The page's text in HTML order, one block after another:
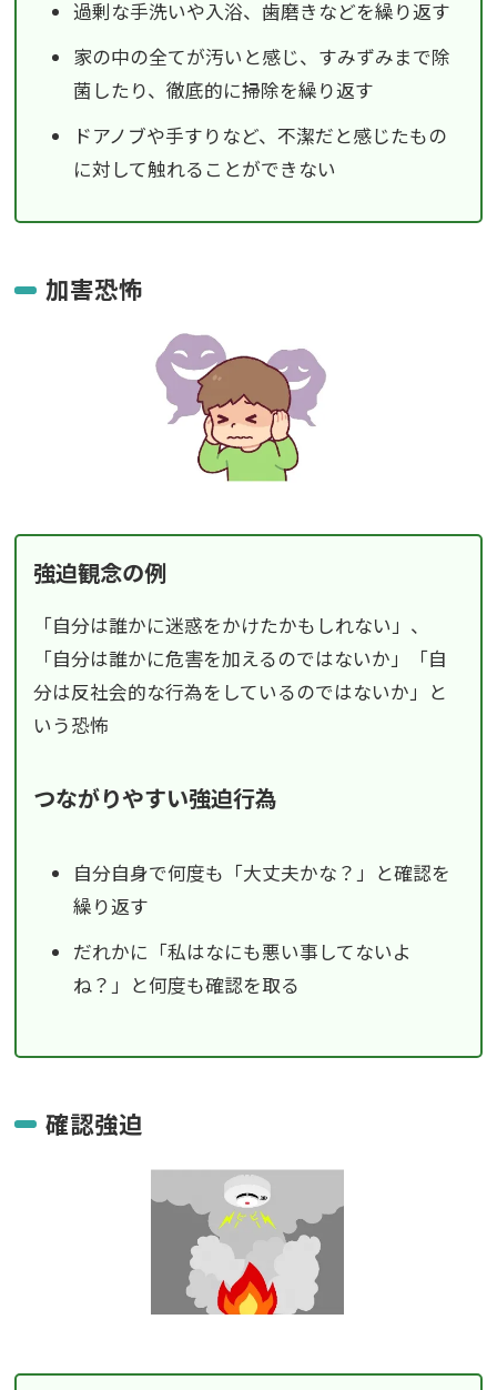
過剰な手洗いや入浴、歯磨きなどを繰り返す
家の中の全てが汚いと感じ、すみずみまで除
菌したり、徹底的に掃除を繰り返す
ドアノブや手すりなど、不潔だと感じたもの
に対して触れることができない
加害恐怖
強迫観念の例
「自分は誰かに迷惑をかけたかもしれない」、
「自分は誰かに危害を加えるのではないか」「自
分は反社会的な行為をしているのではないか」と
いう恐怖
つながりやすい強迫行為
自分自身で何度も「大丈夫かな？」と確認を
繰り返す
だれかに「私はなにも悪い事してないよ
ね？」と何度も確認を取る
確認強迫